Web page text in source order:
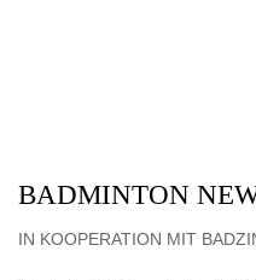
BADMINTON
IN KOOPERATION MIT